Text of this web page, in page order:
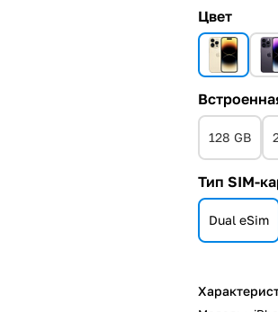
Цвет
128 GB
Тип SIM-
Dual eSim